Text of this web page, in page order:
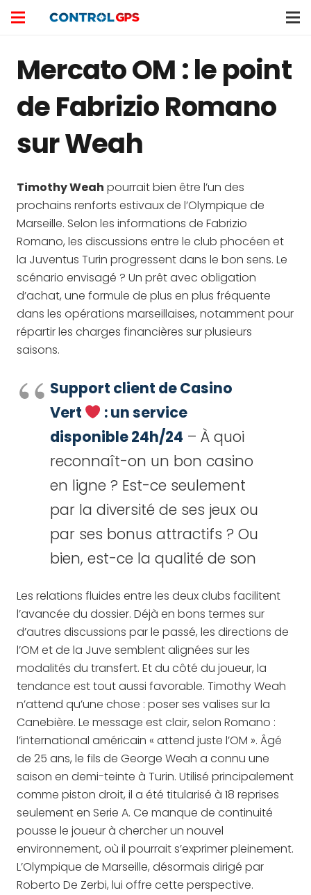
Mercato OM : le point
de Fabrizio Romano
sur Weah
Timothy Weah pourrait bien être l’un des
prochains renforts estivaux de l’Olympique de
Marseille. Selon les informations de Fabrizio
Romano, les discussions entre le club phocéen et
la Juventus Turin progressent dans le bon sens. Le
scénario envisagé ? Un prêt avec obligation
d’achat, une formule de plus en plus fréquente
dans les opérations marseillaises, notamment pour
répartir les charges financières sur plusieurs
saisons.
Support client de Casino
Vert
: un service
disponible 24h/24 – À quoi
reconnaît-on un bon casino
en ligne ? Est-ce seulement
par la diversité de ses jeux ou
par ses bonus attractifs ? Ou
bien, est-ce la qualité de son
Les relations fluides entre les deux clubs facilitent
l’avancée du dossier. Déjà en bons termes sur
d’autres discussions par le passé, les directions de
l’OM et de la Juve semblent alignées sur les
modalités du transfert. Et du côté du joueur, la
tendance est tout aussi favorable. Timothy Weah
n’attend qu’une chose : poser ses valises sur la
Canebière. Le message est clair, selon Romano :
l’international américain « attend juste l’OM ». Âgé
de 25 ans, le fils de George Weah a connu une
saison en demi-teinte à Turin. Utilisé principalement
comme piston droit, il a été titularisé à 18 reprises
seulement en Serie A. Ce manque de continuité
pousse le joueur à chercher un nouvel
environnement, où il pourrait s’exprimer pleinement.
L’Olympique de Marseille, désormais dirigé par
Roberto De Zerbi, lui offre cette perspective.